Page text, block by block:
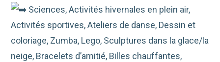
Sciences, Activités hivernales en plein air,
Activités sportives, Ateliers de danse, Dessin et
coloriage, Zumba, Lego, Sculptures dans la glace/la
neige, Bracelets d’amitié, Billes chauffantes,